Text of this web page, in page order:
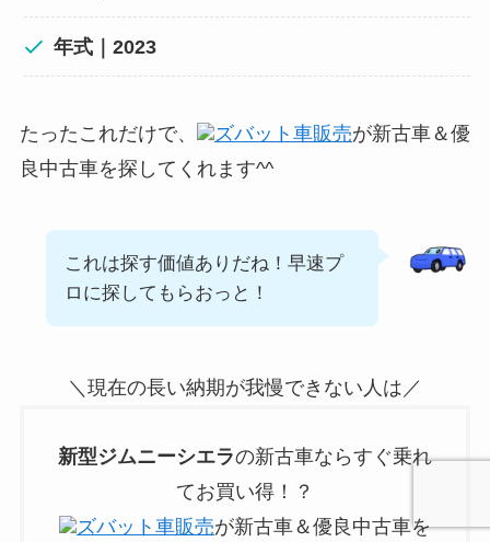
年式｜2023
たったこれだけで、 ズバット車販売が新古車＆優
良中古車を探してくれます^^
これは探す価値ありだね！早速プ
ロに探してもらおっと！
＼現在の長い納期が我慢できない人は／
新型ジムニーシエラの新古車ならすぐ乗れ
てお買い得！？
ズバット車販売が新古車＆優良中古車を